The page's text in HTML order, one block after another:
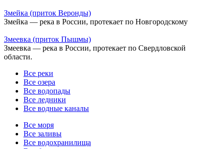
Змейка (приток Веронды)
Змейка — река в России, протекает по Новгородскому
Змеевка (приток Пышмы)
Змеевка — река в России, протекает по Свердловской
области.
Все реки
Все озера
Все водопады
Все ледники
Все водные каналы
Все моря
Все заливы
Все водохранилища